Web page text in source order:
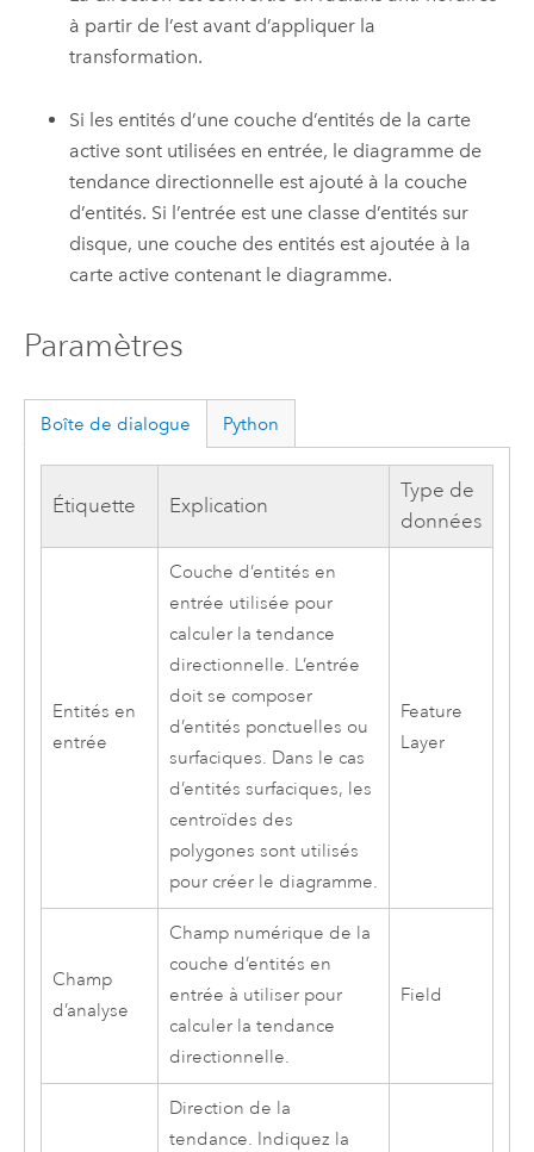
à partir de l’est avant d’appliquer la
transformation.
Si les entités d’une couche d’entités de la carte
active sont utilisées en entrée, le diagramme de
tendance directionnelle est ajouté à la couche
d’entités. Si l’entrée est une classe d’entités sur
disque, une couche des entités est ajoutée à la
carte active contenant le diagramme.
Paramètres
Boîte de dialogue Python
Étiquette Explication
Type de
données
Entités en
entrée
Couche d’entités en
entrée utilisée pour
calculer la tendance
directionnelle. L’entrée
doit se composer
d’entités ponctuelles ou
surfaciques. Dans le cas
d’entités surfaciques, les
centroïdes des
polygones sont utilisés
pour créer le diagramme.
Feature
Layer
Champ
d’analyse
Champ numérique de la
couche d’entités en
entrée à utiliser pour
calculer la tendance
directionnelle.
Field
Direction de la
tendance. Indiquez la